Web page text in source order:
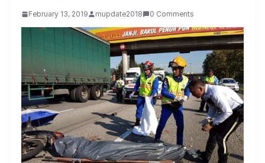
February 13, 2019 mupdate2018 0 Comments